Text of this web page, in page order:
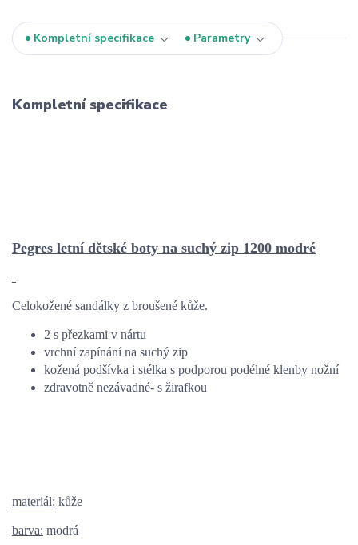
Kompletní specifikace Parametry
Kompletní specifikace
Pegres letní dětské boty na suchý zip 1200 modré
Celokožené sandálky z broušené kůže.
2 s přezkami v nártu
vrchní zapínání na suchý zip
kožená podšívka i stélka s podporou podélné klenby nožní
zdravotně nezávadné- s žirafkou
materiál: kůže
barva: modrá